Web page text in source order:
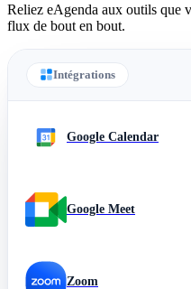
Reliez eAgenda aux outils que
flux de bout en bout.
Intégrations
Google Calendar
Google Meet
Zoom